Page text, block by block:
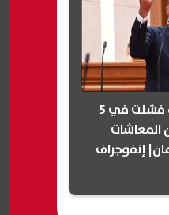
إيهاب منصور: الحكومة فشلت في 5
المعاشات
إنفوجراف